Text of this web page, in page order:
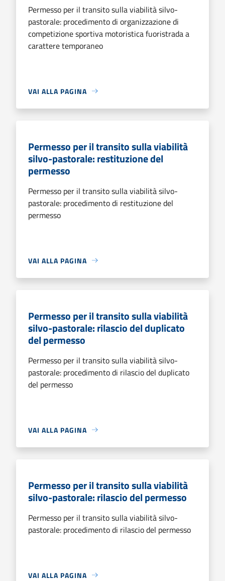
Permesso per il transito sulla viabilità silvo-
pastorale: procedimento di organizzazione di
competizione sportiva motoristica fuoristrada a
carattere temporaneo
VAI ALLA PAGINA
Permesso per il transito sulla viabilità
silvo-pastorale: restituzione del
permesso
Permesso per il transito sulla viabilità silvo-
pastorale: procedimento di restituzione del
permesso
VAI ALLA PAGINA
Permesso per il transito sulla viabilità
silvo-pastorale: rilascio del duplicato
del permesso
Permesso per il transito sulla viabilità silvo-
pastorale: procedimento di rilascio del duplicato
del permesso
VAI ALLA PAGINA
Permesso per il transito sulla viabilità
silvo-pastorale: rilascio del permesso
Permesso per il transito sulla viabilità silvo-
pastorale: procedimento di rilascio del permesso
VAI ALLA PAGINA